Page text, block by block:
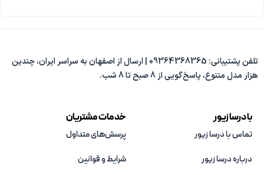
تلفن پشتیبانی: 09364368365 | ارسال از اصفهان به سراسر ایران، چندین
هزار مدل متنوع، پاسخ‌گویی از 8 صبح تا 8 شب.
با درسا زیور
تماس با درسا زیور
درباره درسا زیور
خدمات مشتریان
پرسش‌های متداول
شرایط و قوانین